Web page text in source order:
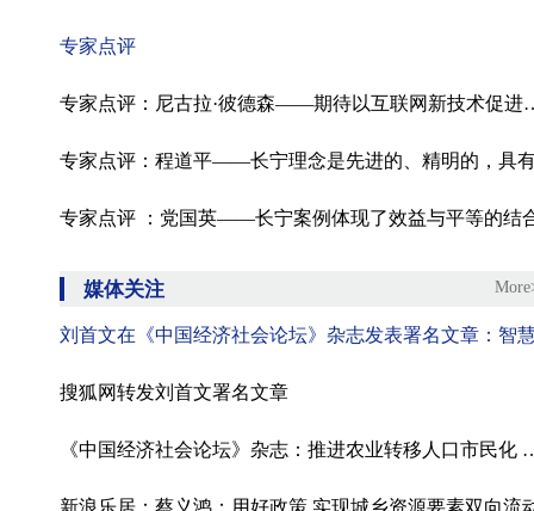
专家点评
专家点评：尼古拉·彼
专家点评 ：党国英——长宁案例体现了效益与平等的结
媒体关注
搜狐网转发刘首文署名文章
《中国经济社会论坛》杂志：推进农
新浪乐居：蔡义鸿：用好政策 实现城乡资源要素双向流